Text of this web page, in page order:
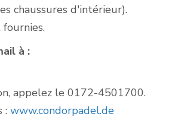
chaussures d'intérieur).
à :
appelez le 0172-4501700.
: www.condorpadel.de